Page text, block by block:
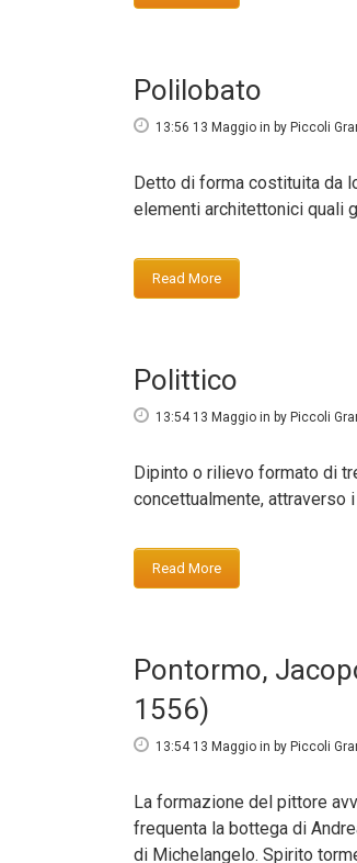
Polilobato
13:56 13 Maggio in by Piccoli
Detto di forma costituita da
elementi architettonici quali
Read More
Polittico
13:54 13 Maggio in by Piccoli
Dipinto o rilievo formato di
concettualmente, attraverso
Read More
Pontormo,
1556)
13:54 13 Maggio in by Piccoli
La formazione del pittore
frequenta la bottega di
di Michelangelo. Spirito